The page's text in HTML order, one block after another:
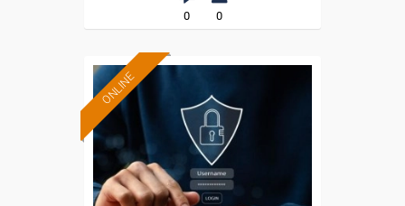
0 0
ONLINE
Formación 100%
subvencionada.
Para desempleados,
trabajadores y autónomos.